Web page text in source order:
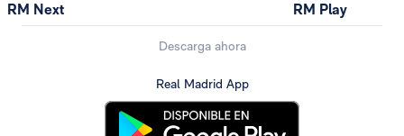
RM Next RM Play
Descarga ahora
Real Madrid App